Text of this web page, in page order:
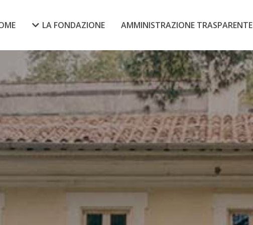
LA FONDAZIONE AMMINISTRAZIONE TRASPARENTE